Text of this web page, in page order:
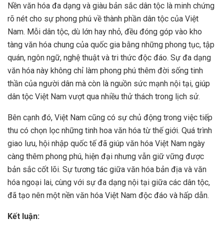
Nền văn hóa đa dạng và giàu bản sắc dân tộc là minh chứng
rõ nét cho sự phong phú về thành phần dân tộc của Việt
Nam. Mỗi dân tộc, dù lớn hay nhỏ, đều đóng góp vào kho
tàng văn hóa chung của quốc gia bằng những phong tục, tập
quán, ngôn ngữ, nghệ thuật và tri thức độc đáo. Sự đa dạng
văn hóa này không chỉ làm phong phú thêm đời sống tinh
thần của người dân mà còn là nguồn sức mạnh nội tại, giúp
dân tộc Việt Nam vượt qua nhiều thử thách trong lịch sử.
Bên cạnh đó, Việt Nam cũng có sự chủ động trong việc tiếp
thu có chọn lọc những tinh hoa văn hóa từ thế giới. Quá trình
giao lưu, hội nhập quốc tế đã giúp văn hóa Việt Nam ngày
càng thêm phong phú, hiện đại nhưng vẫn giữ vững được
bản sắc cốt lõi. Sự tương tác giữa văn hóa bản địa và văn
hóa ngoại lai, cùng với sự đa dạng nội tại giữa các dân tộc,
đã tạo nên một nền văn hóa Việt Nam độc đáo và hấp dẫn.
Kết luận: